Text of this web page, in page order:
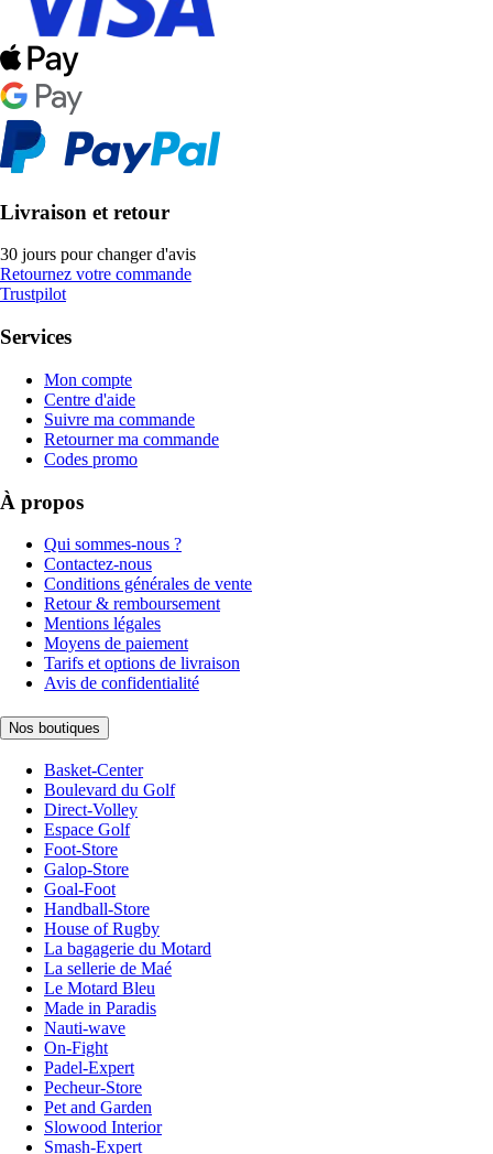
Livraison et retour
30 jours pour changer d'avis
Retournez votre commande
Trustpilot
Services
Mon compte
Centre d'aide
Suivre ma commande
Retourner ma commande
Codes promo
À propos
Qui sommes-nous ?
Contactez-nous
Conditions générales de vente
Retour & remboursement
Mentions légales
Moyens de paiement
Tarifs et options de livraison
Avis de confidentialité
Nos boutiques
Basket-Center
Boulevard du Golf
Direct-Volley
Espace Golf
Foot-Store
Galop-Store
Goal-Foot
Handball-Store
House of Rugby
La bagagerie du Motard
La sellerie de Maé
Le Motard Bleu
Made in Paradis
Nauti-wave
On-Fight
Padel-Expert
Pecheur-Store
Pet and Garden
Slowood Interior
Smash-Expert